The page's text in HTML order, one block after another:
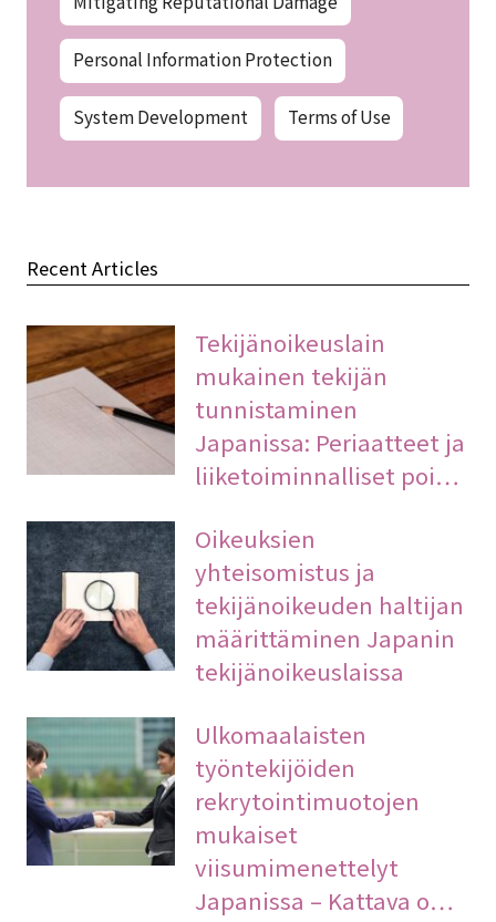
Personal Information Protection
System Development Terms of Use
Recent Articles
Tekijänoikeuslain
mukainen tekijän
tunnistaminen
Japanissa: Periaatteet ja
liiketoiminnalliset poi…
Oikeuksien
yhteisomistus ja
tekijänoikeuden haltijan
määrittäminen Japanin
tekijänoikeuslaissa
Ulkomaalaisten
työntekijöiden
rekrytointimuotojen
mukaiset
viisumimenettelyt
Japanissa – Kattava o…